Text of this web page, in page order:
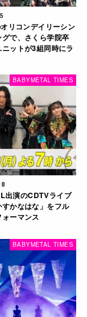
リコンデイリーシン
で、さくら学院卒
ットが3組同時にラ
BABYMETAL TIMES
出演のCDTVライブ
かなはな」をフル
ーマンス
BABYMETAL TIMES